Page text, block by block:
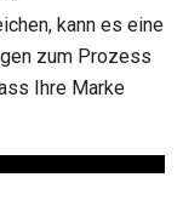
kann es eine
zum Prozess
Ihre Marke